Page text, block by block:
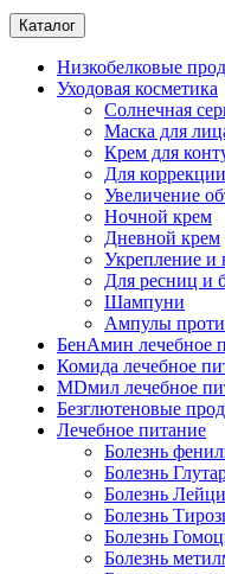
Каталог
Низкобелковые
Уходовая косметика
Солнечная
Маска для
Крем для
Для
Увеличение
Ночной крем
Дневной крем
Укрепление и
Для ресниц и
Шампуни
Ампулы
БенАмин лечебное
Комида лечебное
MDмил лечебное
Безглютеновые
Лечебное питание
Болезнь
Болезнь
Болезнь
Болезнь
Болезнь
Болезнь